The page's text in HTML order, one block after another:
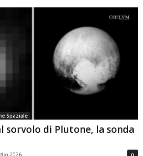
Spaziale
sorvolo di Plutone, la sonda
2026